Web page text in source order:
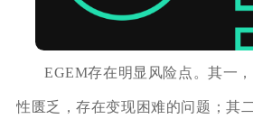
EGEM存在明显风险点。其一
性匮乏，存在变现困难的问题；其